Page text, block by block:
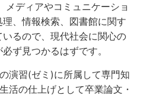
ディアやコミュニケーショ
、情報検索、図書館に関す
るので、現代社会に関心の
ず見つかるはずです。
演習(ゼミ)に所属して専門知
活の仕上げとして卒業論文・